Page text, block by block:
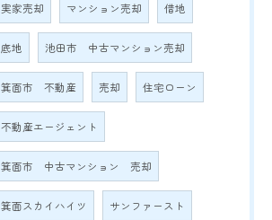
実家売却 マンション売却 借地
底地 池田市 中古マンション売却
箕面市 不動産 売却 住宅ローン
不動産エージェント
箕面市 中古マンション 売却
箕面スカイハイツ サンファースト